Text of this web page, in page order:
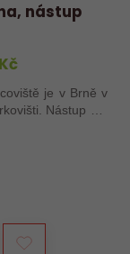
nástup
je v Brně v
dle